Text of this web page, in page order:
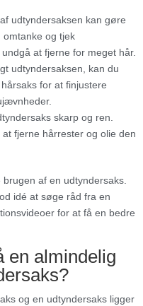
udtyndersaksen kan gøre
omtanke og tjek
at fjerne for meget hår.
udtyndersaksen, kan du
for at finjustere
skarp og ren.
fjerne hårrester og olie den
af en udtyndersaks.
idé at søge råd fra en
for at få en bedre
en almindelig
og en udtyndersaks ligger